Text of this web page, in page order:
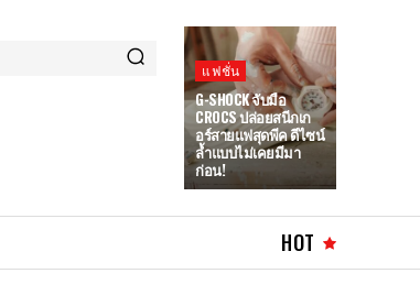
แฟชั่น
G-SHOCK จับมือ
CROCS ปล่อยสนีกเก
อร์สายแฟสุดพีค ดีไซน์
ล้ำแบบไม่เคยมีมา
ก่อน!
HOT